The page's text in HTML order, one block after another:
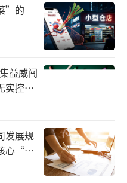
杰说过：“奶茶赛道
拼规模。”现制茶饮
规模化。
”的
益威闯
实控人
发展规
心“痛